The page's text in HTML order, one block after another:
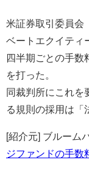
米証券取引委員会
ベートエクイティ
四半期ごとの手
を打った。
同裁判所にこれを
る規則の採用は「
[紹介元] ブルーム
ジファンドの手